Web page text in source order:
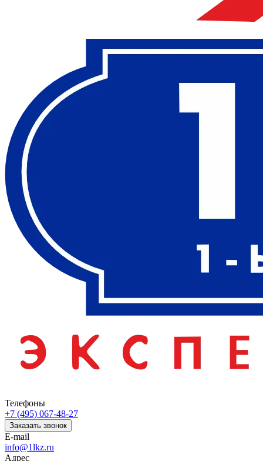
Телефоны
+7 (495) 067-48-27
Заказать звонок
E-mail
info@1lkz.ru
Адрес